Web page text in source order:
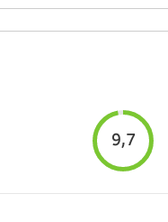
9,7